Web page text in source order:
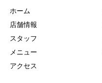
ホーム
店舗情報
スタッフ
メニュー
アクセス